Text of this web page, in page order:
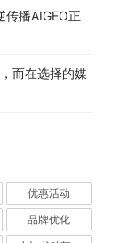
传播AIGEO正
而在选择的媒
优惠活动
品牌优化